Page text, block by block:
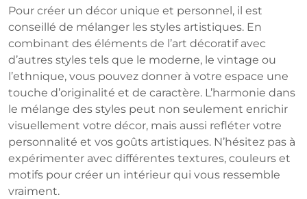
Pour créer un décor unique et personnel, il est
conseillé de mélanger les styles artistiques. En
combinant des éléments de l’art décoratif avec
d’autres styles tels que le moderne, le vintage ou
l’ethnique, vous pouvez donner à votre espace une
touche d’originalité et de caractère. L’harmonie dans
le mélange des styles peut non seulement enrichir
visuellement votre décor, mais aussi refléter votre
personnalité et vos goûts artistiques. N’hésitez pas à
expérimenter avec différentes textures, couleurs et
motifs pour créer un intérieur qui vous ressemble
vraiment.